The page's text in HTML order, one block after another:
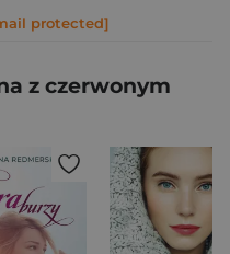
protected]
z czerwonym